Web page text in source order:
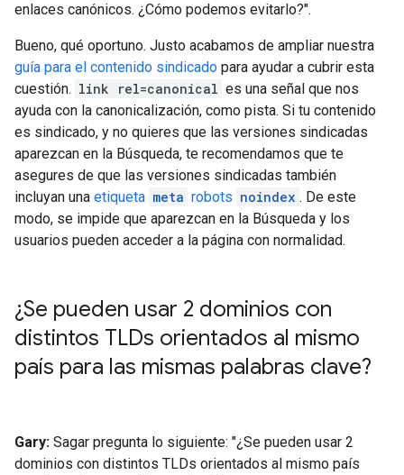
enlaces canónicos. ¿Cómo podemos evitarlo?".
Bueno, qué oportuno. Justo acabamos de ampliar nuestra
guía para el contenido sindicado para ayudar a cubrir esta
cuestión. link rel=canonical es una señal que nos
ayuda con la canonicalización, como pista. Si tu contenido
es sindicado, y no quieres que las versiones sindicadas
aparezcan en la Búsqueda, te recomendamos que te
asegures de que las versiones sindicadas también
incluyan una etiqueta meta robots noindex . De este
modo, se impide que aparezcan en la Búsqueda y los
usuarios pueden acceder a la página con normalidad.
¿Se pueden usar 2 dominios con
distintos TLDs orientados al mismo
país para las mismas palabras clave?
Gary: Sagar pregunta lo siguiente: "¿Se pueden usar 2
dominios con distintos TLDs orientados al mismo país